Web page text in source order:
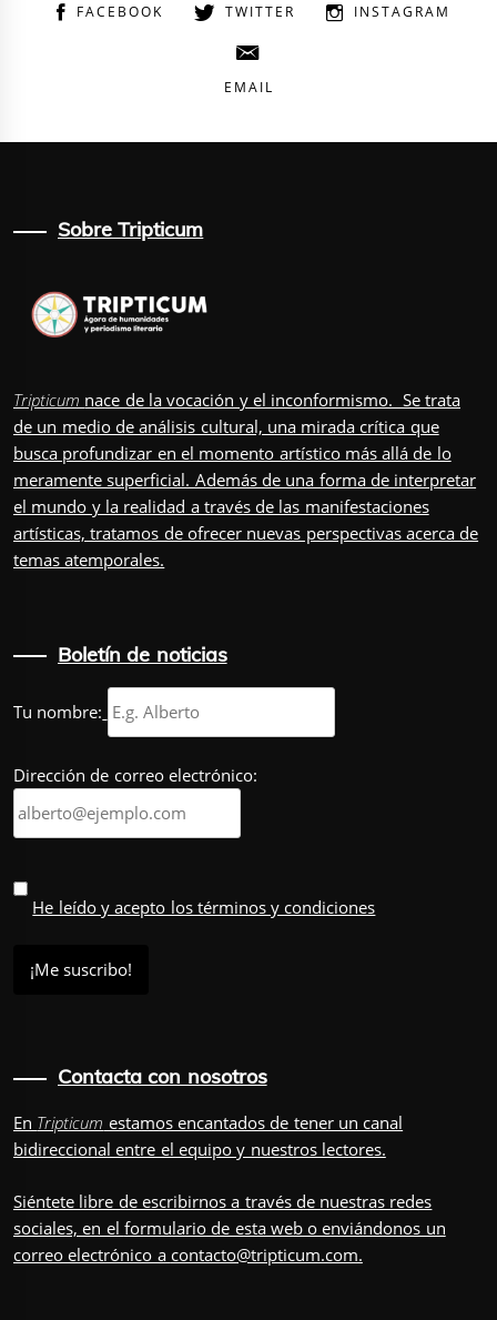
FACEBOOK TWITTER INSTAGRAM
EMAIL
Sobre Tripticum
Tripticum nace de la vocación y el inconformismo. Se trata
de un medio de análisis cultural, una mirada crítica que
busca profundizar en el momento artístico más allá de lo
meramente superficial. Además de una forma de interpretar
el mundo y la realidad a través de las manifestaciones
artísticas, tratamos de ofrecer nuevas perspectivas acerca de
temas atemporales.
Boletín de noticias
Tu nombre:
Dirección de correo electrónico:
He leído y acepto los términos y condiciones
Contacta con nosotros
En Tripticum estamos encantados de tener un canal
bidireccional entre el equipo y nuestros lectores.
Siéntete libre de escribirnos a través de nuestras redes
sociales, en el formulariode esta web o enviándonos un
correo electrónico a contacto@tripticum.com.